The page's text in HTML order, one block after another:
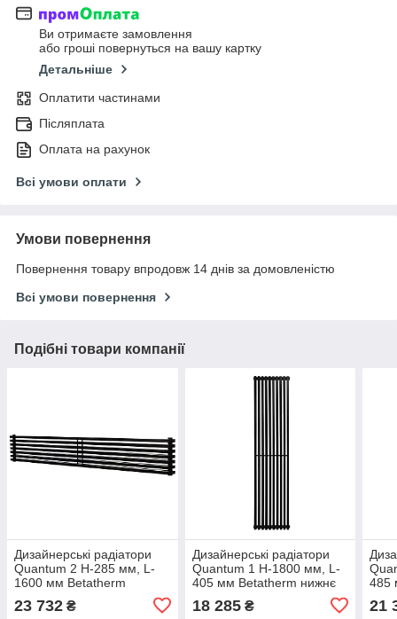
Ви отримаєте замовлення
або гроші повернуться на вашу картку
Детальніше
Оплатити частинами
Післяплата
Оплата на рахунок
Всі умови оплати
Умови повернення
Повернення товару впродовж 14 днів за домовленістю
Всі умови повернення
Подібні товари компанії
Дизайнерські радіатори
Quantum 2 H-285 мм, L-
1600 мм Betatherm
горизонтальні з боковим
підключенням
23 732 ₴
Дизайнерські радіатори
Quantum 1 H-1800 мм, L-
405 мм Betatherm нижнє
18 285₴
485
21